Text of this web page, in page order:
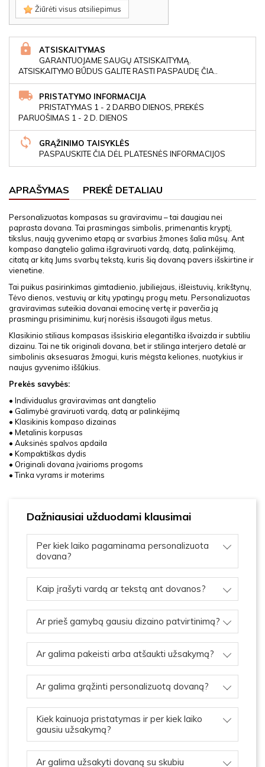
Žiūrėti visus atsiliepimus
ATSISKAITYMAS
GARANTUOJAME SAUGŲ ATSISKAITYMĄ.
ATSISKAITYMO BŪDUS GALITE RASTI PASPAUDĘ ČIA..
PRISTATYMO INFORMACIJA
PRISTATYMAS 1 - 2 DARBO DIENOS, PREKĖS
PARUOŠIMAS 1 - 2 D. DIENOS
GRĄŽINIMO TAISYKLĖS
PASPAUSKITE ČIA DĖL PLATESNĖS INFORMACIJOS
APRAŠYMAS PREKĖ DETALIAU
Personalizuotas kompasas su graviravimu – tai daugiau nei
paprasta dovana. Tai prasmingas simbolis, primenantis kryptį,
tikslus, naują gyvenimo etapą ar svarbius žmones šalia mūsų. Ant
kompaso dangtelio galima išgraviruoti vardą, datą, palinkėjimą,
citatą ar kitą Jums svarbų tekstą, kuris šią dovaną pavers išskirtine ir
vienetine.
Tai puikus pasirinkimas gimtadienio, jubiliejaus, išleistuvių, krikštynų,
Tėvo dienos, vestuvių ar kitų ypatingų progų metu. Personalizuotas
graviravimas suteikia dovanai emocinę vertę ir paverčia ją
prasmingu prisiminimu, kurį norėsis išsaugoti ilgus metus.
Klasikinio stiliaus kompasas išsiskiria elegantiška išvaizda ir subtiliu
dizainu. Tai ne tik originali dovana, bet ir stilinga interjero detalė ar
simbolinis aksesuaras žmogui, kuris mėgsta keliones, nuotykius ir
naujus gyvenimo iššūkius.
Prekės savybės:
• Individualus graviravimas ant dangtelio
• Galimybė graviruoti vardą, datą ar palinkėjimą
• Klasikinis kompaso dizainas
• Metalinis korpusas
• Auksinės spalvos apdaila
• Kompaktiškas dydis
• Originali dovana įvairioms progoms
• Tinka vyrams ir moterims
Dažniausiai užduodami klausimai
Per kiek laiko pagaminama personalizuota
dovana?
Kaip įrašyti vardą ar tekstą ant dovanos?
Ar prieš gamybą gausiu dizaino patvirtinimą?
Ar galima pakeisti arba atšaukti užsakymą?
Ar galima grąžinti personalizuotą dovaną?
Kiek kainuoja pristatymas ir per kiek laiko
gausiu užsakymą?
Ar galima užsakyti dovaną su skubiu